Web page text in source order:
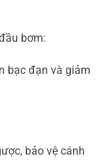
bơm:
bạc đạn và giảm
bảo vệ cánh